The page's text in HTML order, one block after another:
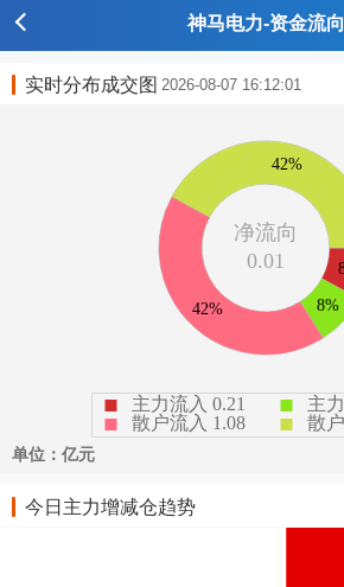
神马电力-资金流向
实时分布成交图 2026-08-07 16:12:01
今日主力增减仓趋势